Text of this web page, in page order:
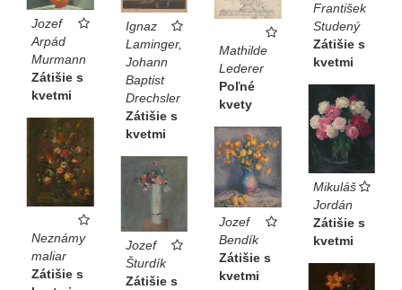
Jozef
Arpád
Murmann
Zátišie s
kvetmi
Ignaz
Laminger,
Johann
Baptist
Drechsler
Zátišie s
kvetmi
Mathilde
Lederer
Poľné
kvety
František
Studený
Zátišie s
kvetmi
Mikuláš
Jordán
Zátišie s
kvetmi
Neznámy
maliar
Zátišie s
Jozef
Bendík
Zátišie s
kvetmi
Jozef
Šturdík
Zátišie s